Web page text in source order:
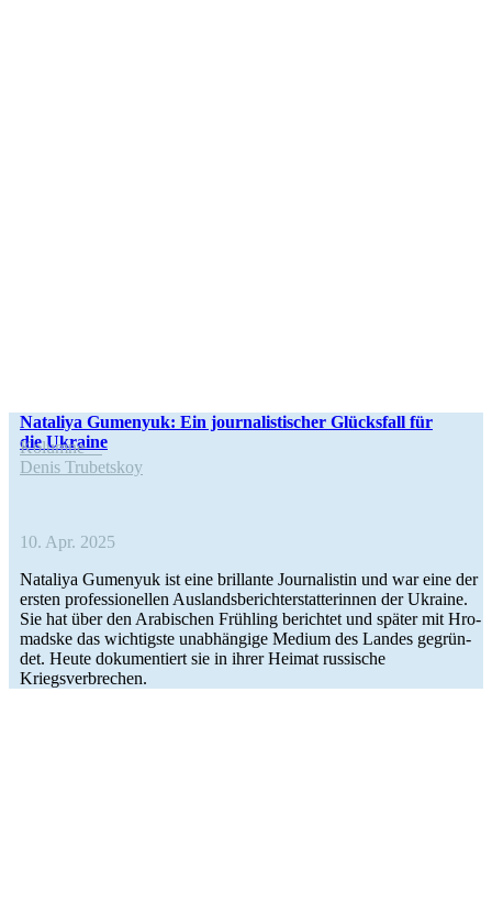
Nata­liya Gume­nyuk: Ein jour­na­lis­ti­scher Glücks­fall für
die Ukraine
Kolumne
Denis Tru­bets­koy
10. Apr. 2025
Nata­liya Gume­nyuk ist eine bril­lante Jour­na­lis­tin und war eine der
ersten pro­fes­sio­nel­len Aus­lands­be­richt­erstat­te­rin­nen der Ukraine.
Sie hat über den Ara­bi­schen Früh­ling berich­tet und später mit Hro­
madske das wich­tigste unab­hän­gige Medium des Landes gegrün­
det. Heute doku­men­tiert sie in ihrer Heimat rus­si­sche
Kriegsverbrechen.